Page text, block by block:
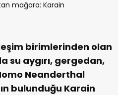
birimlerinden olan
su aygırı, gergedan,
Neanderthal
bulunduğu Karain